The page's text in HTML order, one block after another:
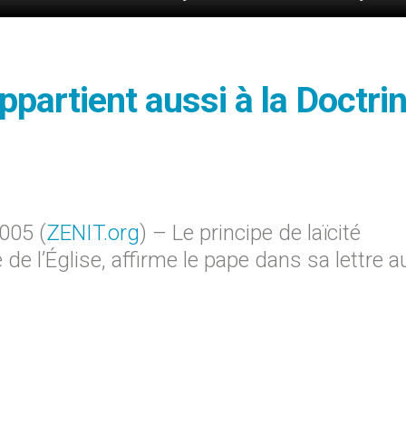
aussi à la
(ZENIT.org) – Le principe de laïcité
l’Église, affirme le pape dans sa lettre